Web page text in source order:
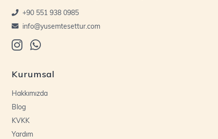
+90 551 938 0985
info@yusemtesettur.com
Kurumsal
Hakkımızda
Blog
KVKK
Yardım